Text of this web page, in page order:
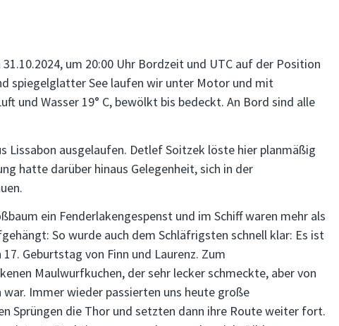
um 20:00 Uhr Bordzeit und UTC auf der Position
spiegelglatter See laufen wir unter Motor und mit
und Wasser 19° C, bewölkt bis bedeckt. An Bord sind alle
Lissabon ausgelaufen. Detlef Soitzek löste hier planmäßig
hatte darüber hinaus Gelegenheit, sich in der
ein Fenderlakengespenst und im Schiff waren mehr als
So wurde auch dem Schläfrigsten schnell klar: Es ist
Geburtstag von Finn und Laurenz. Zum
Maulwurfkuchen, der sehr lecker schmeckte, aber von
Immer wieder passierten uns heute große
Sprüngen die Thor und setzten dann ihre Route weiter fort.